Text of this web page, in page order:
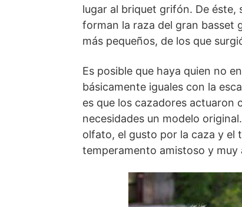
lugar al briquet grifón. De éste,
forman la raza del gran basset
más pequeños, de los que
Es posible que haya quien no
básicamente iguales con la
es que los cazadores actua­ron
necesidades un modelo
olfato, el gusto por la caza y el
temperamento amistoso y muy